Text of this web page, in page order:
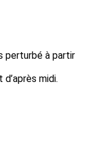
perturbé à partir
midi.